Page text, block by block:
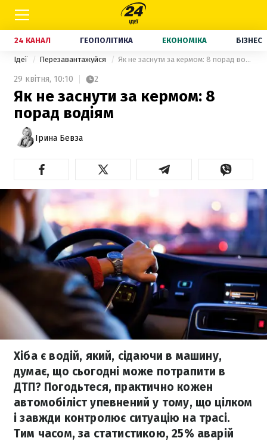
24 КАНАЛ ГЕОПОЛІТИКА ЕКОНОМІКА БІЗНЕС
Ідеї Перезавантажуйся Як не заснути за кермом: 8 порад водіям
29 квітня, 10:10 2
Як не заснути за кермом: 8
порад водіям
Ірина Бевза
Хіба є водій, який, сідаючи в машину,
думає, що сьогодні може потрапити в
ДТП? Погодьтеся, практично кожен
автомобіліст упевнений у тому, що цілком
і завжди контролює ситуацію на трасі.
Тим часом, за статистикою, 25% аварій